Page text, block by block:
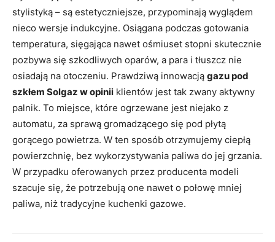
stylistyką – są estetyczniejsze, przypominają wyglądem
nieco wersje indukcyjne. Osiągana podczas gotowania
temperatura, sięgająca nawet ośmiuset stopni skutecznie
pozbywa się szkodliwych oparów, a para i tłuszcz nie
osiadają na otoczeniu. Prawdziwą innowacją gazu pod
szkłem Solgaz w opinii klientów jest tak zwany aktywny
palnik. To miejsce, które ogrzewane jest niejako z
automatu, za sprawą gromadzącego się pod płytą
gorącego powietrza. W ten sposób otrzymujemy ciepłą
powierzchnię, bez wykorzystywania paliwa do jej grzania.
W przypadku oferowanych przez producenta modeli
szacuje się, że potrzebują one nawet o połowę mniej
paliwa, niż tradycyjne kuchenki gazowe.